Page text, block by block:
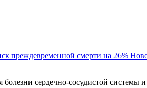
преждевременной смерти на 26%
сердечно-сосудистой системы